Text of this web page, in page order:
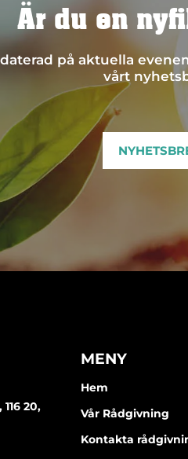
Är du en
på aktuella
vårt
20,
MENY
Hem
Vår Rådgivning
Kontakta